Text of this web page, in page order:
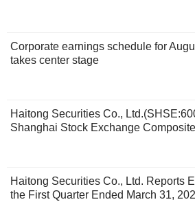
Corporate earnings schedule for
takes center stage
Haitong Securities Co.,
Shanghai Stock Exchange
Haitong Securities Co., Ltd. Reports
the First Quarter Ended March 31,